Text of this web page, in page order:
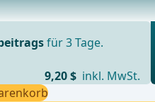
aufgrund der engen
für 3 Tage.
9,20 $ inkl. MwSt.